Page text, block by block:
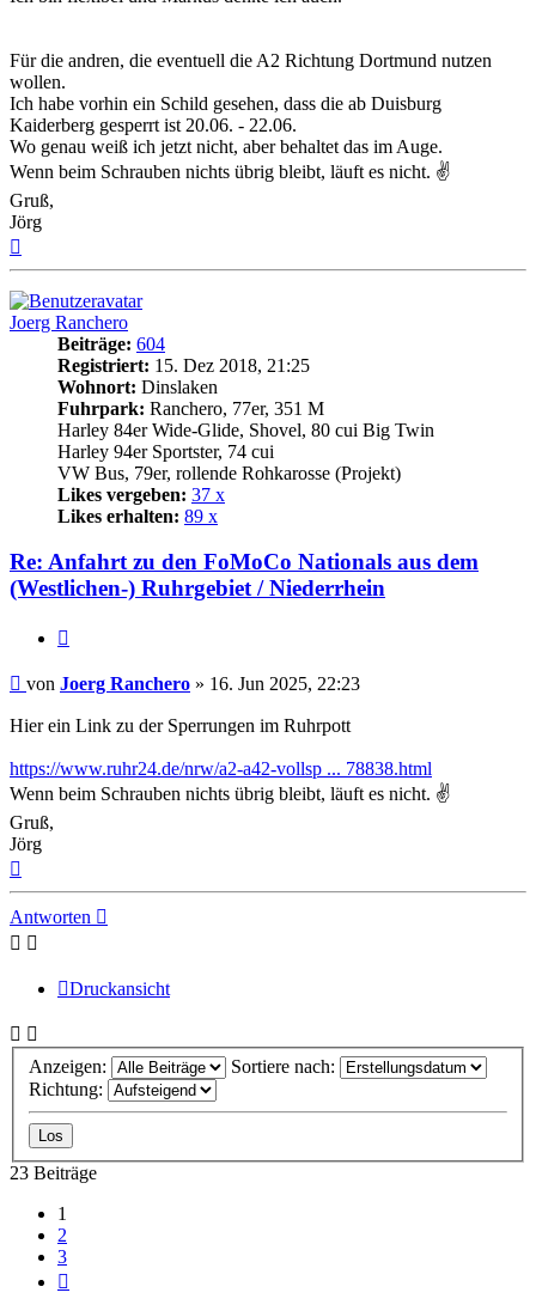
Für die andren, die eventuell die A2 Richtung Dortmund nutzen
wollen.
Ich habe vorhin ein Schild gesehen, dass die ab Duisburg
Kaiderberg gesperrt ist 20.06. - 22.06.
Wo genau weiß ich jetzt nicht, aber behaltet das im Auge.
Wenn beim Schrauben nichts übrig bleibt, läuft es nicht. ✌
Gruß,
Jörg
Joerg Ranchero
Beiträge: 604
Registriert: 15. Dez 2018, 21:25
Wohnort: Dinslaken
Fuhrpark: Ranchero, 77er, 351 M
Harley 84er Wide-Glide, Shovel, 80 cui Big Twin
Harley 94er Sportster, 74 cui
VW Bus, 79er, rollende Rohkarosse (Projekt)
Likes vergeben: 37 x
Likes erhalten: 89 x
Re: Anfahrt zu den FoMoCo Nationals aus dem
(Westlichen-) Ruhrgebiet / Niederrhein
Beitrag
von Joerg Ranchero » 16. Jun 2025, 22:23
Hier ein Link zu der Sperrungen im Ruhrpott
https://www.ruhr24.de/nrw/a2-a42-vollsp ... 78838.html
Wenn beim Schrauben nichts übrig bleibt, läuft es nicht. ✌
Gruß,
Jörg
Antworten
Druckansicht
Anzeigen:
Sortiere nach:
Richtung:
23 Beiträge
1
2
3